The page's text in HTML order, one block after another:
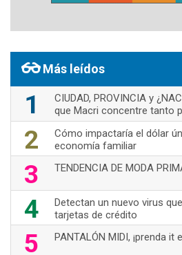
Más leídos
1
CIUDAD, PROVINCIA y
que Macri concentre tanto
2
Cómo impactaría el dólar
economía familiar
3 TENDENCIA DE MODA
4
Detectan un nuevo virus
tarjetas de crédito
5 PANTALÓN MIDI, ¡prenda